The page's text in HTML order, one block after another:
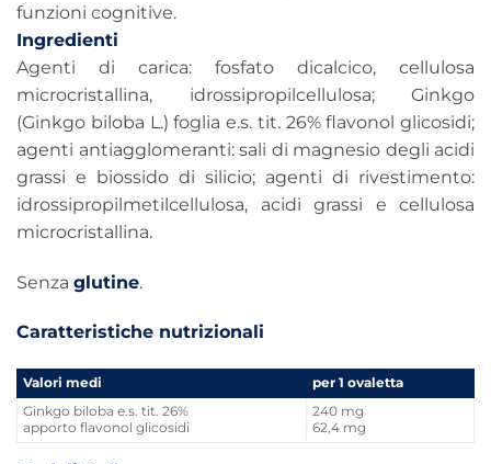
funzioni cognitive.
Ingredienti
Agenti di carica: fosfato dicalcico, cellulosa
microcristallina, idrossipropilcellulosa; Ginkgo
(Ginkgo biloba L.) foglia e.s. tit. 26% flavonol glicosidi;
agenti antiagglomeranti: sali di magnesio degli acidi
grassi e biossido di silicio; agenti di rivestimento:
idrossipropilmetilcellulosa, acidi grassi e cellulosa
microcristallina.
Senza glutine.
Caratteristiche nutrizionali
Valori medi
per 1 ovaletta
Ginkgo biloba e.s. tit. 26%
apporto flavonol glicosidi
240 mg
62,4 mg